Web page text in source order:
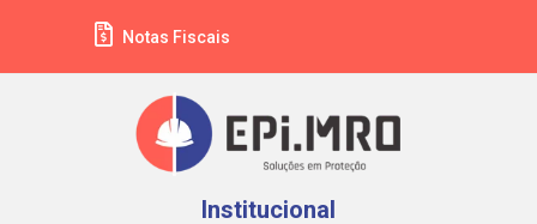
Notas Fiscais
Institucional